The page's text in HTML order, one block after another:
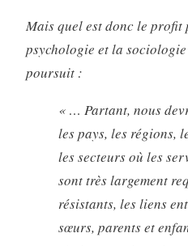
Mais quel est donc le
psychologie et la
poursuit :
« … Partant, nous
les pays, les régions,
les secteurs où les
sont très largement
résistants, les liens
sœurs, parents et